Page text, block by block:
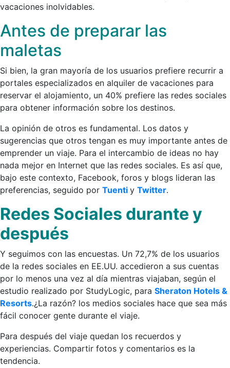
vacaciones inolvidables.
Antes de preparar las
maletas
Si bien, la gran mayoría de los usuarios prefiere recurrir a
portales especializados en alquiler de vacaciones para
reservar el alojamiento, un 40% prefiere las redes sociales
para obtener información sobre los destinos.
La opinión de otros es fundamental. Los datos y
sugerencias que otros tengan es muy importante antes de
emprender un viaje. Para el intercambio de ideas no hay
nada mejor en Internet que las redes sociales. Es así que,
bajo este contexto, Facebook, foros y blogs lideran las
preferencias, seguido por Tuenti y Twitter.
Redes Sociales durante y
después
Y seguimos con las encuestas. Un 72,7% de los usuarios
de la redes sociales en EE.UU. accedieron a sus cuentas
por lo menos una vez al día mientras viajaban, según el
estudio realizado por StudyLogic, para Sheraton Hotels &
Resorts.¿La razón? los medios sociales hace que sea más
fácil conocer gente durante el viaje.
Para después del viaje quedan los recuerdos y
experiencias. Compartir fotos y comentarios es la
tendencia.